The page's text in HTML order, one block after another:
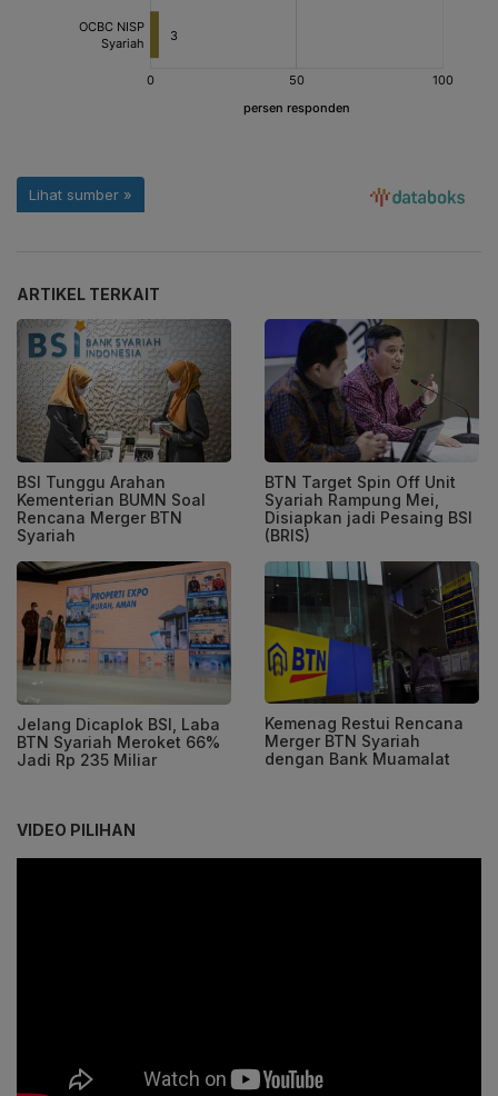
ARTIKEL TERKAIT
BSI Tunggu Arahan
Kementerian BUMN Soal
Rencana Merger BTN
Syariah
BTN Target Spin Off Unit
Syariah Rampung Mei,
Disiapkan jadi Pesaing BSI
(BRIS)
Jelang Dicaplok BSI, Laba
BTN Syariah Meroket 66%
Jadi Rp 235 Miliar
Kemenag Restui Rencana
Merger BTN Syariah
dengan Bank Muamalat
VIDEO PILIHAN